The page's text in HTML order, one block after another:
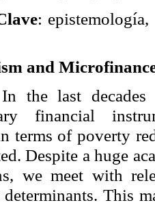
:
and
the last decades
financial
terms of poverty
Despite a huge
we meet with
This